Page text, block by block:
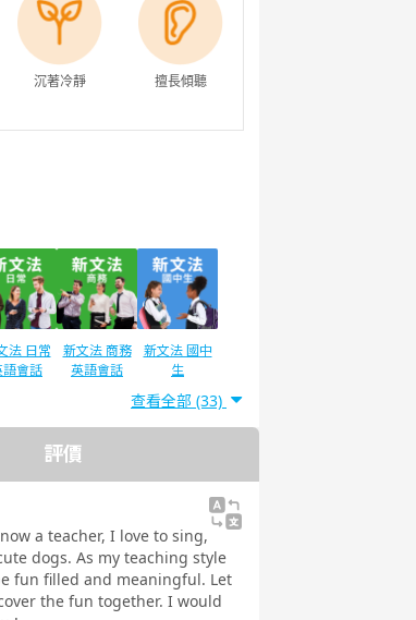
沉著冷靜 擅長傾聽
法 日常
語會話
新文法 商務
英語會話
新文法 國中
生
TOEIC ®
語法
查看全部 (33)
評價
a teacher, I love to sing,
dogs. As my teaching style
fun filled and meaningful. Let
the fun together. I would